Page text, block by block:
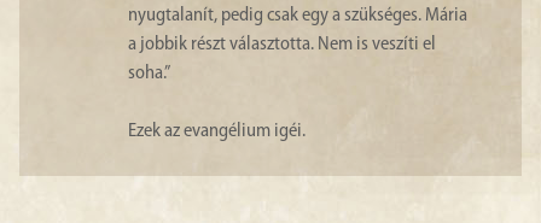
nyugtalanít, pedig csak egy a szükséges. Mária
a jobbik részt választotta. Nem is veszíti el
soha.”
Ezek az evangélium igéi.